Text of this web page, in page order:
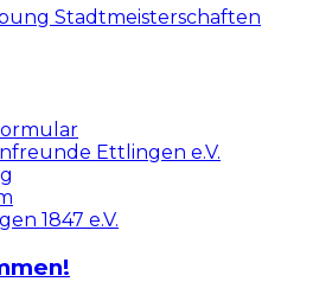
Stadtmeisterschaften
Ettlingen e.V.
1847 e.V.